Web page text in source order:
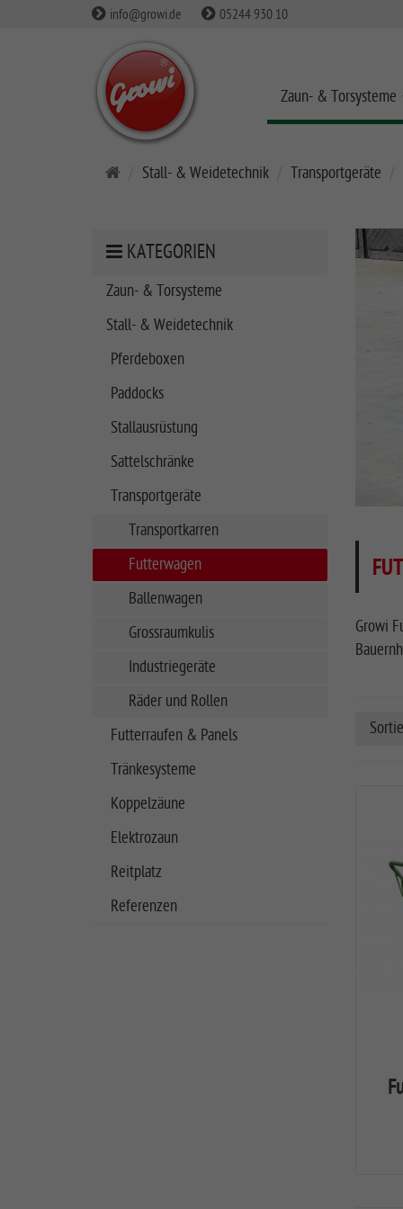
info@growi.de 05244 930 10
Zaun- & Torsysteme
r
s
i
t
Stall- & Weidetechnik Transportgeräte
Growi
KATEGORIEN
Zaun- & Torsysteme
Stall- & Weidetechnik
Pferdeboxen
Paddocks
Stallausrüstung
Sattelschränke
Transportgeräte
Transportkarren
Futterwagen
Ballenwagen
Grossraumkulis
Industriegeräte
Räder und Rollen
Futterraufen & Panels
Tränkesysteme
Koppelzäune
Elektrozaun
Reitplatz
Referenzen